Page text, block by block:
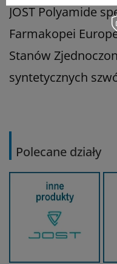
JOST Polyamide
Farmakopei
Stanów
syntetycznych
Polecane działy